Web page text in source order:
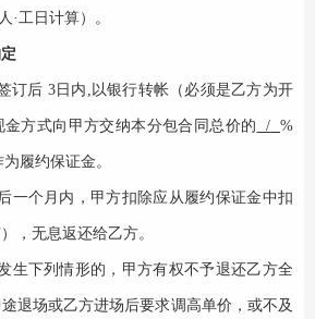
·工日计算）。
订后 3日内,以银行转帐（必须是乙方为开
金方式向甲方交纳本分包合同总价的 / %
为履约保证金。
一个月内，甲方扣除应从履约保证金中扣
，无息返还给乙方。
生下列情形的，甲方有权不予退还乙方全
退场或乙方进场后要求调高单价，或不及